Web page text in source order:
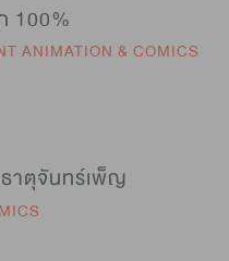
100%
ANIMATION & COMICS
าตุจันทร์เพ็ญ